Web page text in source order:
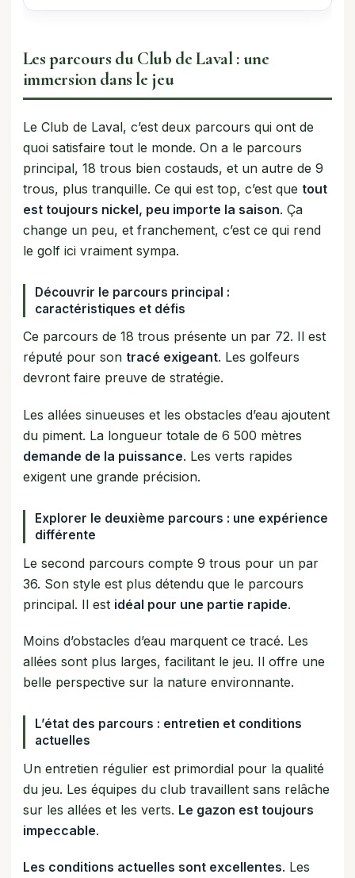
Les parcours du Club de Laval : une
immersion dans le jeu
Le Club de Laval, c’est deux parcours qui ont de
quoi satisfaire tout le monde. On a le parcours
principal, 18 trous bien costauds, et un autre de 9
trous, plus tranquille. Ce qui est top, c’est que tout
est toujours nickel, peu importe la saison. Ça
change un peu, et franchement, c’est ce qui rend
le golf ici vraiment sympa.
Découvrir le parcours principal :
caractéristiques et défis
Ce parcours de 18 trous présente un par 72. Il est
réputé pour son tracé exigeant. Les golfeurs
devront faire preuve de stratégie.
Les allées sinueuses et les obstacles d’eau ajoutent
du piment. La longueur totale de 6 500 mètres
demande de la puissance. Les verts rapides
exigent une grande précision.
Explorer le deuxième parcours : une expérience
différente
Le second parcours compte 9 trous pour un par
36. Son style est plus détendu que le parcours
principal. Il est idéal pour une partie rapide.
Moins d’obstacles d’eau marquent ce tracé. Les
allées sont plus larges, facilitant le jeu. Il offre une
belle perspective sur la nature environnante.
L’état des parcours : entretien et conditions
actuelles
Un entretien régulier est primordial pour la qualité
du jeu. Les équipes du club travaillent sans relâche
sur les allées et les verts. Le gazon est toujours
impeccable.
Les conditions actuelles sont excellentes. Les